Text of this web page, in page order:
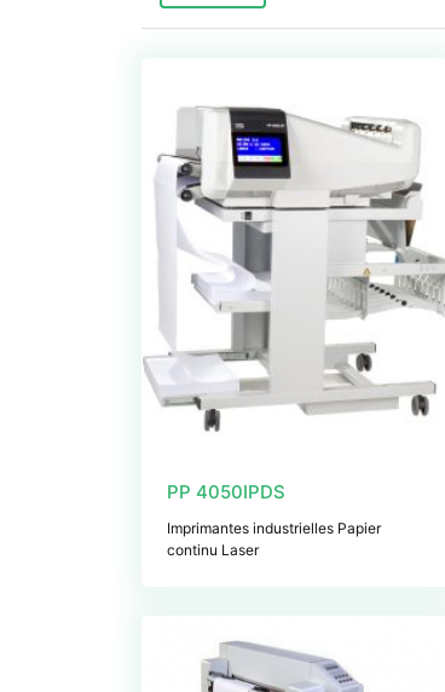
PP 4050IPDS
Imprimantes industrielles Papier
continu Laser